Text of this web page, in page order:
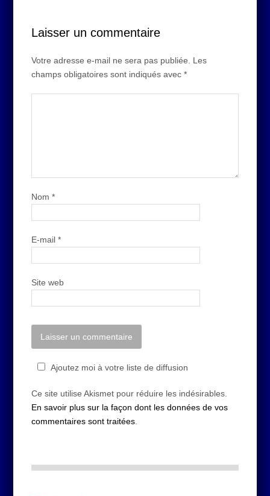
Laisser un commentaire
Votre adresse e-mail ne sera pas publiée. Les
champs obligatoires sont indiqués avec*
Nom*
E-mail*
Site web
Ajoutez moi à votre liste de diffusion
Ce site utilise Akismet pour réduire les indésirables.
En savoir plus sur la façon dont les données de vos
commentaires sont traitées.